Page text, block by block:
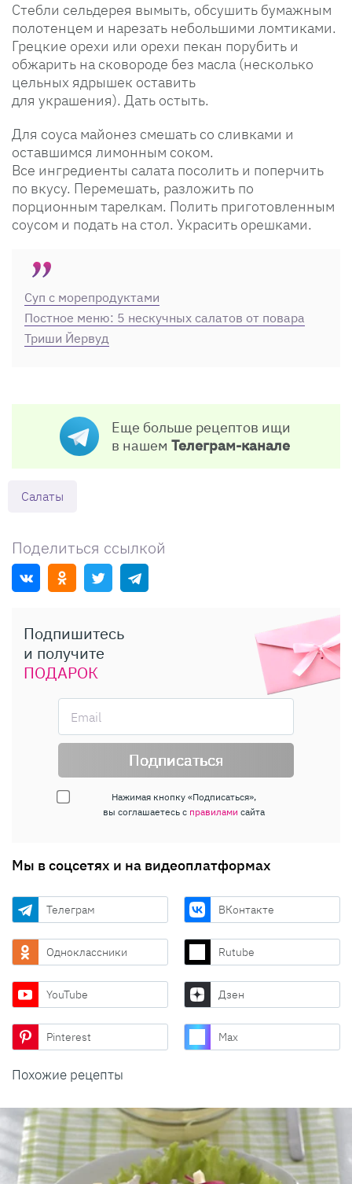
Стебли сельдерея вымыть, обсушить бумажным
полотенцем и нарезать небольшими ломтиками.
Грецкие орехи или орехи пекан порубить и
обжарить на сковороде без масла (несколько
цельных ядрышек оставить
для украшения). Дать остыть.
Для соуса майонез смешать со сливками и
оставшимся лимонным соком.
Все ингредиенты салата посолить и поперчить
по вкусу. Перемешать, разложить по
порционным тарелкам. Полить приготовленным
соусом и подать на стол. Украсить орешками.
Суп с морепродуктами
Постное меню: 5 нескучных салатов от повара
Триши Йервуд
Еще больше рецептов ищи
в нашем Телеграм-канале
Салаты
Поделиться ссылкой
Подпишитесь
и получите
ПОДАРОК
Подписаться
Нажимая кнопку «Подписаться»,
вы соглашаетесь с правилами сайта
Мы в соцсетях и на видеоплатформах
Телеграм ВКонтакте
Одноклассники Rutube
YouTube Дзен
Pinterest Max
Похожие рецепты